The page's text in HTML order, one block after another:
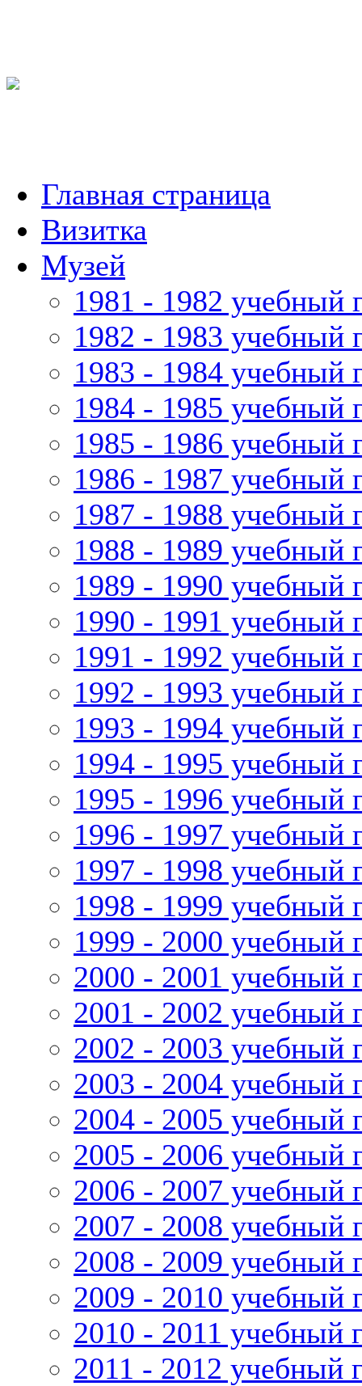
Главная страница
Визитка
Музей
1981 - 1982 учебный
1982 - 1983 учебный
1983 - 1984 учебный
1984 - 1985 учебный
1985 - 1986 учебный
1986 - 1987 учебный
1987 - 1988 учебный
1988 - 1989 учебный
1989 - 1990 учебный
1990 - 1991 учебный
1991 - 1992 учебный
1992 - 1993 учебный
1993 - 1994 учебный
1994 - 1995 учебный
1995 - 1996 учебный
1996 - 1997 учебный
1997 - 1998 учебный
1998 - 1999 учебный
1999 - 2000 учебный
2000 - 2001 учебный
2001 - 2002 учебный
2002 - 2003 учебный
2003 - 2004 учебный
2004 - 2005 учебный
2005 - 2006 учебный
2006 - 2007 учебный
2007 - 2008 учебный
2008 - 2009 учебный
2009 - 2010 учебный
2010 - 2011 учебный
2011 - 2012 учебный